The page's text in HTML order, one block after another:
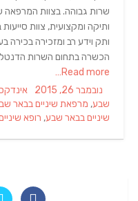
שרות גבוהה. בצוות המרפאה
ותיקה ומקצועית, צוות
ותק וידע רב ומזכירה בכירה
הכשרה בתחום השרות
Read more…
Posted
on
נובמבר 26, 2015
שבע, מרפאת שיניים בבאר
שיניים בבאר שבע, רופא